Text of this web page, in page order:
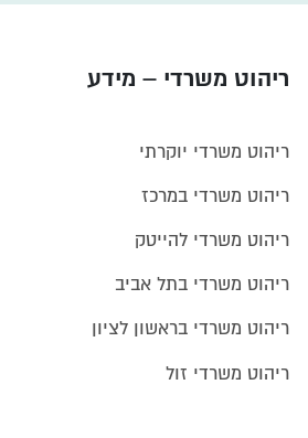
ריהוט משרדי – מידע
ריהוט משרדי יוקרתי
ריהוט משרדי במרכז
ריהוט משרדי להייטק
ריהוט משרדי בתל אביב
ריהוט משרדי בראשון לציון
ריהוט משרדי זול